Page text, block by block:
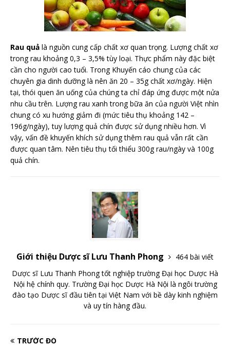
Rau quả là nguồn cung cấp chất xơ quan trọng. Lượng chất xơ
trong rau khoảng 0,3 – 3,5% tùy loại. Thực phẩm này đặc biệt
cần cho người cao tuổi. Trong Khuyến cáo chung của các
chuyên gia dinh dưỡng là nên ăn 20 – 35g chất xơ/ngày. Hiện
tại, thói quen ăn uống của chúng ta chỉ đáp ứng được một nửa
nhu cầu trên. Lượng rau xanh trong bữa ăn của người Việt nhìn
chung có xu hướng giảm đi (mức tiêu thụ khoảng 142 –
196g/ngày), tuy lượng quả chín được sử dụng nhiều hơn. Vì
vậy, vấn đề khuyến khích sử dụng thêm rau quả vẫn rất cần
được quan tâm. Nên tiêu thụ tối thiểu 300g rau/ngày và 100g
quả chín.
Giới thiệu Dược sĩ Lưu Thanh Phong
464 bài viết
Dược sĩ Lưu Thanh Phong tốt nghiệp trường Đại học Dược Hà
Nội hệ chính quy. Trường Đại học Dược Hà Nội là ngôi trường
đào tạo Dược sĩ đầu tiên tại Việt Nam với bề dày kinh nghiệm
và uy tín hàng đầu.
TRƯỚC ĐÓ